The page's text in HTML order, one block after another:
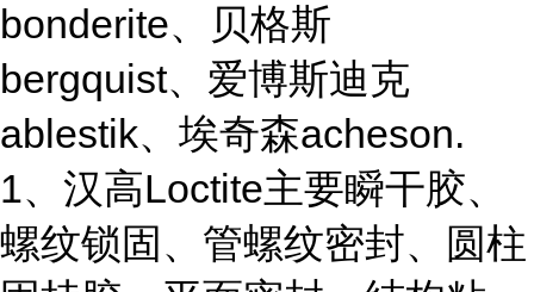
bonderite、贝格斯
bergquist、爱博斯迪克
ablestik、埃奇森acheson.
1、汉高Loctite主要瞬干胶、
螺纹锁固、管螺纹密封、圆柱